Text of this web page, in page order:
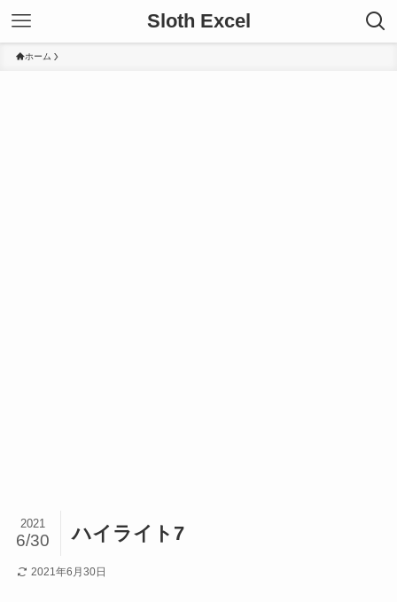
Sloth Excel
ホーム
ハイライト7
2021
6/30
2021年6月30日